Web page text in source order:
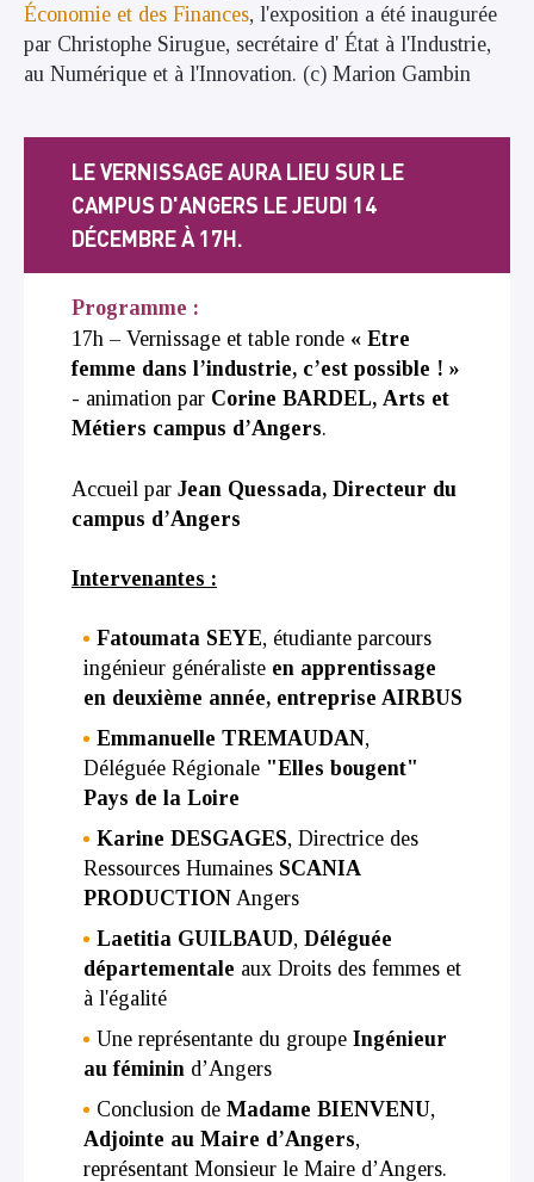
Économie et des Finances, l'exposition a été inaugurée
par Christophe Sirugue, secrétaire d' État à l'Industrie,
au Numérique et à l'Innovation. (c) Marion Gambin
LE VERNISSAGE AURA LIEU SUR LE
CAMPUS D'ANGERS LE JEUDI 14
DÉCEMBRE À 17H.
Programme :
17h – Vernissage et table ronde « Etre
femme dans l’industrie, c’est possible ! »
- animation par Corine BARDEL, Arts et
Métiers campus d’Angers.
Accueil par Jean Quessada, Directeur du
campus d’Angers
Intervenantes :
Fatoumata SEYE, étudiante parcours
ingénieur généraliste en apprentissage
en deuxième année, entreprise AIRBUS
Emmanuelle TREMAUDAN,
Déléguée Régionale "Elles bougent"
Pays de la Loire
Karine DESGAGES, Directrice des
Ressources Humaines SCANIA
PRODUCTION Angers
Laetitia GUILBAUD, Déléguée
départementale aux Droits des femmes et
à l'égalité
Une représentante du groupe Ingénieur
au féminin d’Angers
Conclusion de Madame BIENVENU,
Adjointe au Maire d’Angers,
représentant Monsieur le Maire d’Angers.